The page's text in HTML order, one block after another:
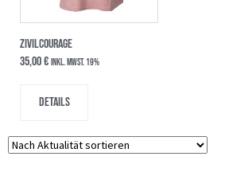
ZIVILCOURAGE
35,00€ inkl. MwSt. 19%
Details